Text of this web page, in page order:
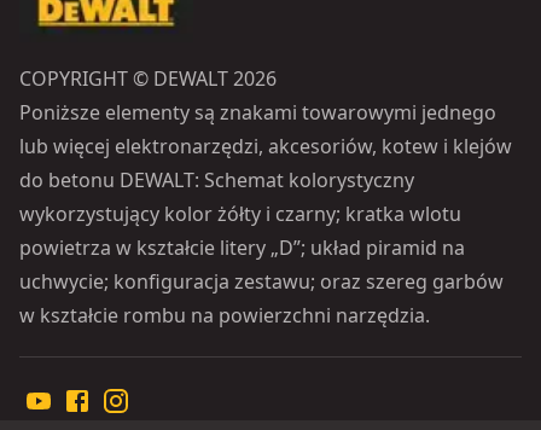
COPYRIGHT © DEWALT 2026
Poniższe elementy są znakami towarowymi jednego
lub więcej elektronarzędzi, akcesoriów, kotew i klejów
do betonu DEWALT: Schemat kolorystyczny
wykorzystujący kolor żółty i czarny; kratka wlotu
powietrza w kształcie litery „D”; układ piramid na
uchwycie; konfiguracja zestawu; oraz szereg garbów
w kształcie rombu na powierzchni narzędzia.